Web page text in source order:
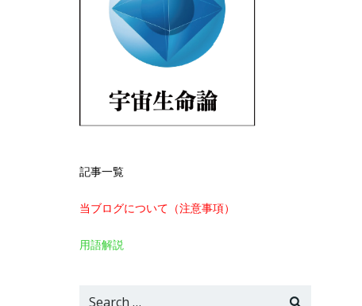
記事一覧
当ブログについて（注意事項）
用語解説
Search